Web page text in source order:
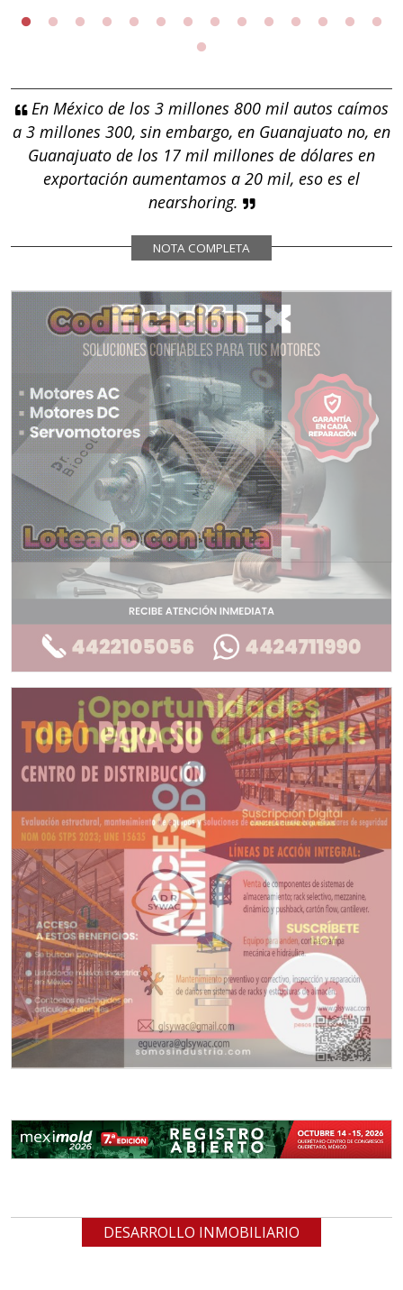
En México de los 3 millones 800 mil autos caímos
a 3 millones 300, sin embargo, en Guanajuato no, en
Guanajuato de los 17 mil millones de dólares en
exportación aumentamos a 20 mil, eso es el
nearshoring.
NOTA COMPLETA
DESARROLLO INMOBILIARIO